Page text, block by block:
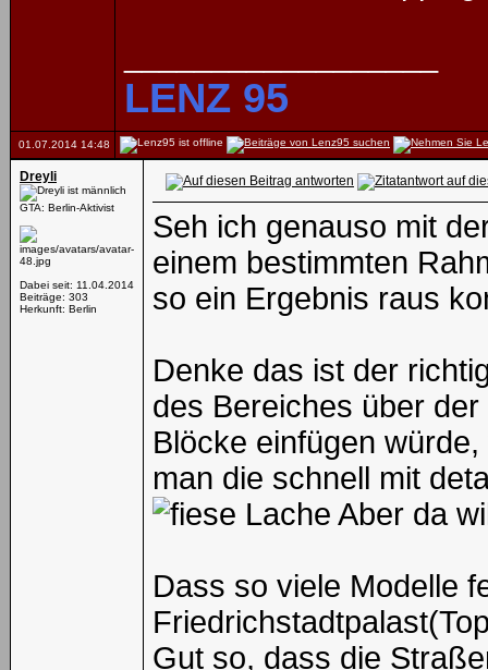
LENZ 95
01.07.2014 14:48
Dreyli
GTA: Berlin-Aktivist
Dabei seit: 11.04.2014
Beiträge: 303
Herkunft: Berlin
Seh ich genauso mit
einem bestimmten
so ein Ergebnis raus
Denke das ist der
des Bereiches über
Blöcke einfügen
man die schnell mit
Aber da
Dass so viele Modelle
Gut so, dass die